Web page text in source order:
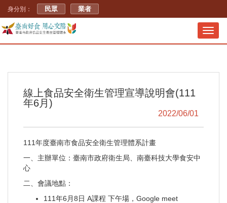
身分別： 民眾 業者
線上食品安全衛生管理宣導說明會(111
年6月)
2022/06/01
111年度臺南市食品安全衛生管理體系計畫
一、主辦單位：臺南市政府衛生局、南臺科技大學食安中
心
二、會議地點：
111年6月8日 A課程 下午場，Google meet